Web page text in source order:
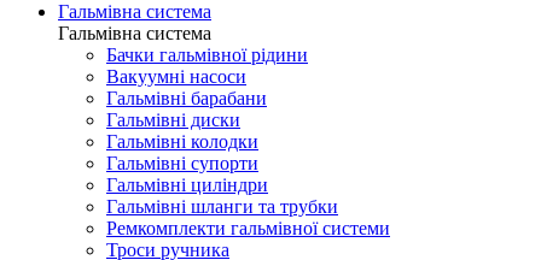
Гальмівна система
Гальмівна система
Бачки гальмівної рідини
Вакуумні насоси
Гальмівні барабани
Гальмівні диски
Гальмівні колодки
Гальмівні супорти
Гальмівні циліндри
Гальмівні шланги та трубки
Ремкомплекти гальмівної системи
Троси ручника